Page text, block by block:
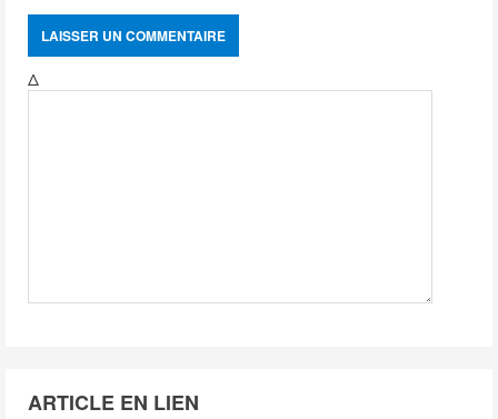
Δ
ARTICLE EN LIEN